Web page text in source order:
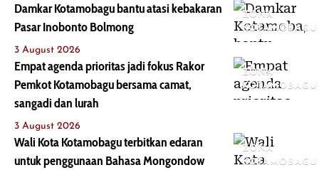
ZONA
KOTAMOBAGU
Damkar Kotamobagu bantu atasi kebakaran
Pasar Inobonto Bolmong
3 August 2026
ZONA
KOTAMOBAGU
Empat agenda prioritas jadi fokus Rakor
Pemkot Kotamobagu bersama camat,
sangadi dan lurah
3 August 2026
ZONA
KOTAMOBAGU
Wali Kota Kotamobagu terbitkan edaran
untuk penggunaan Bahasa Mongondow